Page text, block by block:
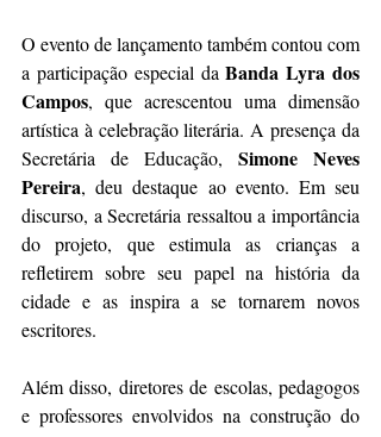
O evento de lançamento também contou com
a participação especial da Banda Lyra dos
Campos, que acrescentou uma dimensão
artística à celebração literária. A presença da
Secretária de Educação, Simone Neves
Pereira, deu destaque ao evento. Em seu
discurso, a Secretária ressaltou a importância
do projeto, que estimula as crianças a
refletirem sobre seu papel na história da
cidade e as inspira a se tornarem novos
escritores.
Além disso, diretores de escolas, pedagogos
e professores envolvidos na construção do